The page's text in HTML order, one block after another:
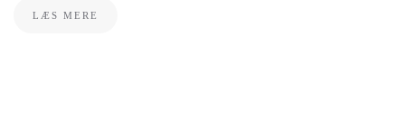
LÆS MERE